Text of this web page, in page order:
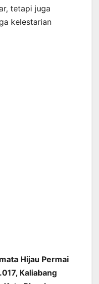
tetapi juga
kelestarian
Hijau Permai
Kaliabang